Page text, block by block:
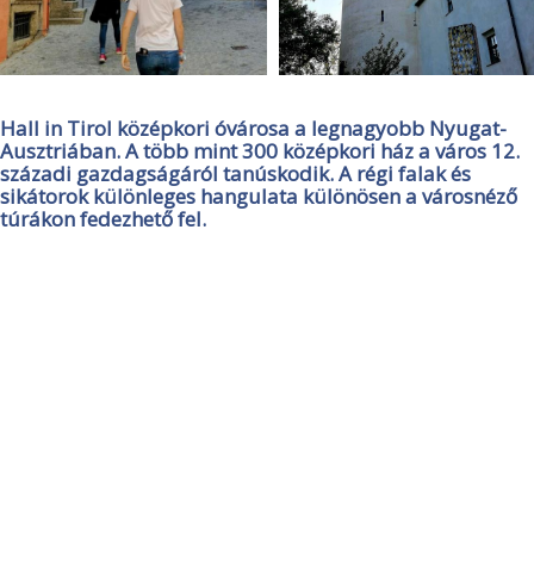
Hall in Tirol középkori óvárosa a legnagyobb Nyugat-
Ausztriában. A több mint 300 középkori ház a város 12.
századi gazdagságáról tanúskodik. A régi falak és
sikátorok különleges hangulata különösen a városnéző
túrákon fedezhető fel.